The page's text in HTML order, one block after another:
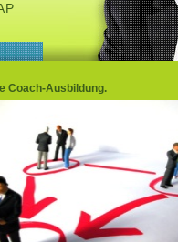
Coach-Ausbildung.